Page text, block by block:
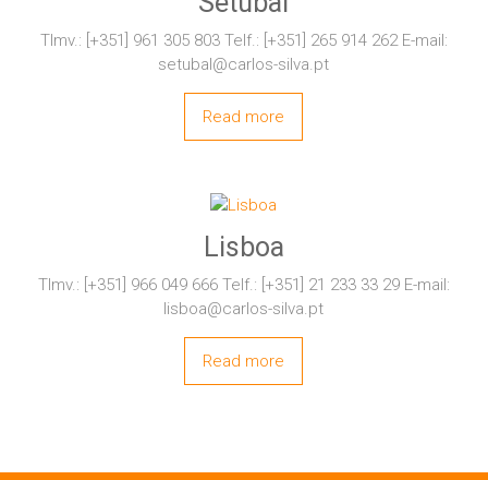
Tlmv.: [+351] 961 305 803 Telf.: [+351] 265 914 262 E-mail:
setubal@carlos-silva.pt
Read more
Lisboa
Tlmv.: [+351] 966 049 666 Telf.: [+351] 21 233 33 29 E-mail:
lisboa@carlos-silva.pt
Read more